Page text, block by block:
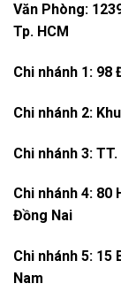
Văn Phòng:
Tp. HCM
Chi nhánh 1: 98
Chi nhánh 2:
Chi nhánh 3:
Chi nhánh 4: 80
Đồng Nai
Chi nhánh 5: 15
Nam